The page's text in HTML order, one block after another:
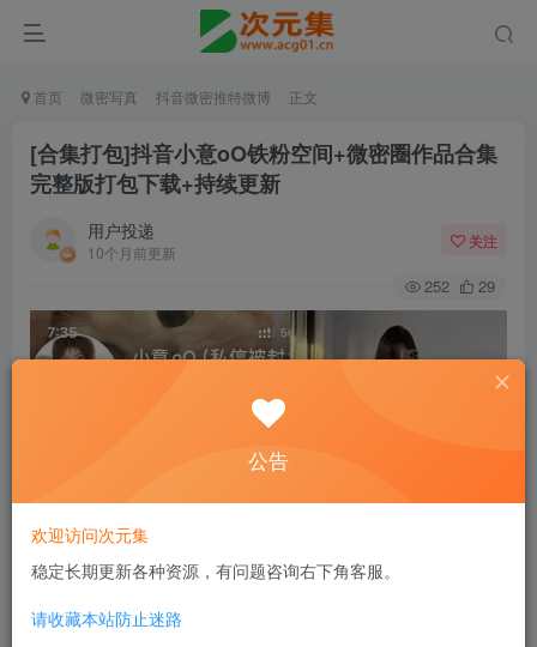
首页 微密写真 抖音微密推特微博 正文
[合集打包]抖音小意oO铁粉空间+微密圈作品合集
完整版打包下载+持续更新
用户投递
10个月前更新
关注
252 29
公告
欢迎访问次元集
稳定长期更新各种资源，有问题咨询右下角客服。
请收藏本站防止迷路